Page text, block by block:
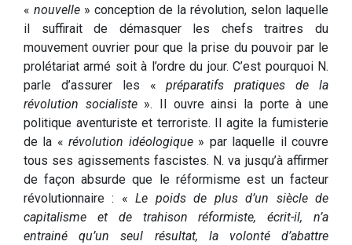
« nouvelle » conception de la révolution, selon laquelle
il suffirait de démasquer les chefs traitres du
mouvement ouvrier pour que la prise du pouvoir par le
prolétariat armé soit à l’ordre du jour. C’est pourquoi N.
parle d’assurer les «préparatifs pratiques de la
révolution socialiste». Il ouvre ainsi la porte à une
politique aventuriste et terroriste. Il agite la fumisterie
de la «révolution idéologique» par laquelle il couvre
tous ses agissements fascistes. N. va jusqu’à affirmer
de façon absurde que le réformisme est un facteur
révolutionnaire : «Le poids de plus d’un siècle de
capitalisme et de trahison réformiste, écrit-il, n’a
entrainé qu’un seul résultat, la volonté d’abattre